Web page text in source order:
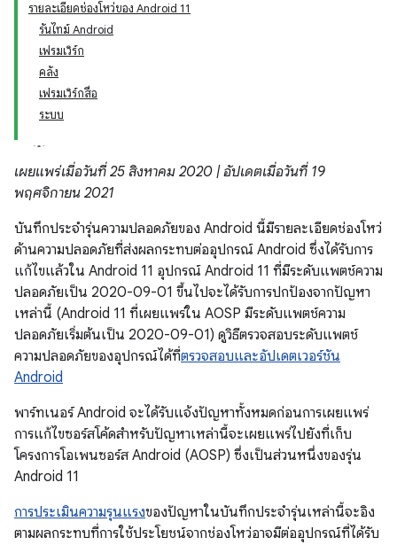
รายละเอียดช่องโหว่ของ Android 11
รันไทม์ Android
เฟรมเวิร์ก
คลัง
เฟรมเวิร์กสื่อ
ระบบ
เผยแพร่เมื่อวันที่ 25 สิงหาคม 2020 | อัปเดตเมื่อวันที่ 19
พฤศจิกายน 2021
บันทึกประจำรุ่นความปลอดภัยของ Android นี้มีรายละเอียดช่องโหว่
ด้านความปลอดภัยที่ส่งผลกระทบต่ออุปกรณ์ Android ซึ่งได้รับการ
แก้ไขแล้วใน Android 11 อุปกรณ์ Android 11 ที่มีระดับแพตช์ความ
ปลอดภัยเป็น 2020-09-01 ขึ้นไปจะได้รับการปกป้องจากปัญหา
เหล่านี้ (Android 11 ที่เผยแพร่ใน AOSP มีระดับแพตช์ความ
ปลอดภัยเริ่มต้นเป็น 2020-09-01) ดูวิธีตรวจสอบระดับแพตช์
ความปลอดภัยของอุปกรณ์ได้ที่ตรวจสอบและอัปเดตเวอร์ชัน
Android
พาร์ทเนอร์ Android จะได้รับแจ้งปัญหาทั้งหมดก่อนการเผยแพร่
การแก้ไขซอร์สโค้ดสำหรับปัญหาเหล่านี้จะเผยแพร่ไปยังที่เก็บ
โครงการโอเพนซอร์ส Android (AOSP) ซึ่งเป็นส่วนหนึ่งของรุ่น
Android 11
การประเมินความรุนแรงของปัญหาในบันทึกประจำรุ่นเหล่านี้จะอิง
ตามผลกระทบที่การใช้ประโยชน์จากช่องโหว่อาจมีต่ออุปกรณ์ที่ได้รับ